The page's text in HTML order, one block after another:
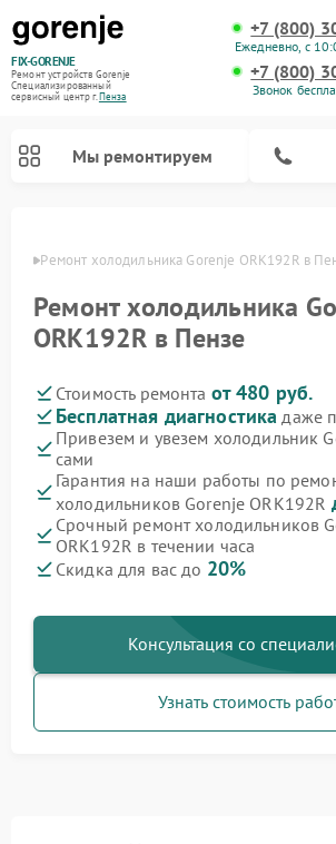
FIX-GORENJE
Ремонт устройств Gorenje
Специализированный
cервисный центр г.Пенза
+7 (800)
Ежедневно, с
+7 (800)
Звонок
Мы ремонтируем
Ремонт холодильника Gorenje ORK192R в
Ремонт холодильника
ORK192R в Пензе
Стоимость ремонта от 480 руб.
Бесплатная диагностика даже
Привезем и увезем холодильник
сами
Гарантия на наши работы по
холодильников Gorenje ORK192R
Срочный ремонт холодильников
ORK192R в течении часа
Скидка для вас до 20%
Консультация со
Узнать стоимость